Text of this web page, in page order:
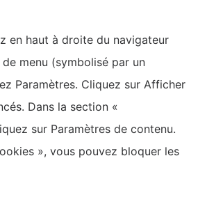
en haut à droite du navigateur
menu (symbolisé par un
Paramètres. Cliquez sur Afficher
Dans la section «
sur Paramètres de contenu.
», vous pouvez bloquer les